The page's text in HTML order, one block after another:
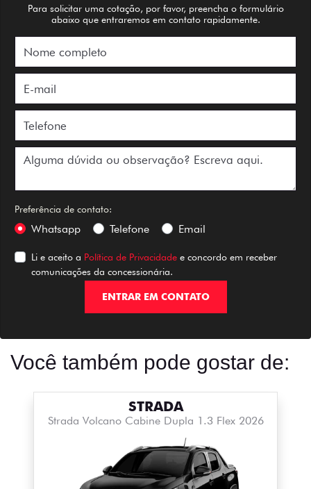
Para solicitar uma cotação, por favor, preencha o formulário
abaixo que entraremos em contato rapidamente.
Preferência de contato:
Whatsapp Telefone Email
Li e aceito a Política de Privacidade e concordo em receber
comunicações da concessionária.
ENTRAR EM CONTATO
Você também pode gostar de:
STRADA
Strada Volcano Cabine Dupla 1.3 Flex 2026